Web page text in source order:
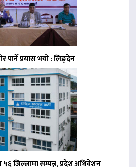
पार्ने प्रयास भयो : लिङ्देन
जिल्लामा सम्पन्न, प्रदेश अधिवेशन